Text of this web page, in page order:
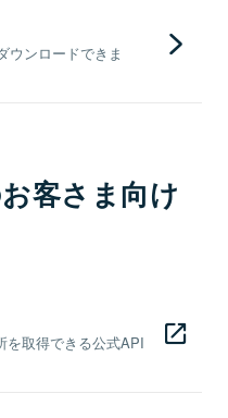
ウンロードできま
客さま向け
を取得できる公式API